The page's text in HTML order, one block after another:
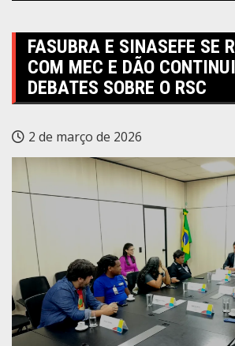
FASUBRA E SINASEFE SE
COM MEC E DÃO
DEBATES SOBRE O RSC
2 de março de 2026